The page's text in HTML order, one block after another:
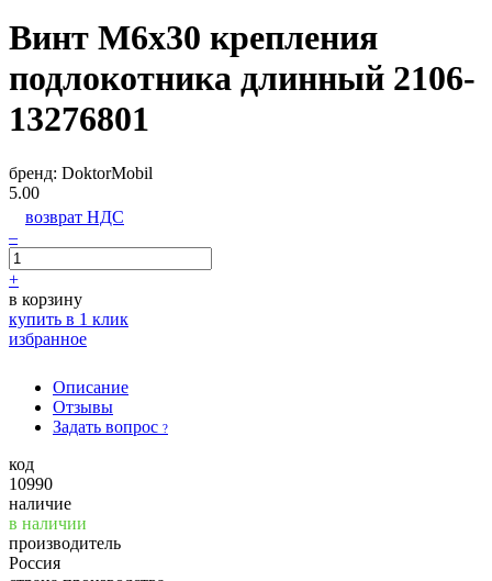
Винт М6х30 крепления
подлокотника длинный 2106-
13276801
бренд: DoktorMobil
5.00
возврат НДС
–
+
в корзину
купить в 1 клик
избранное
Описание
Отзывы
Задать вопрос ?
код
10990
наличие
в наличии
производитель
Россия